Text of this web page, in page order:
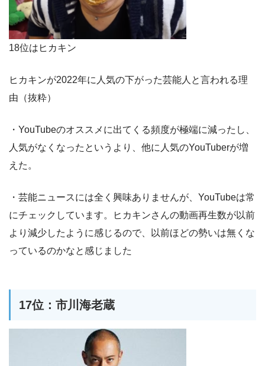
18位はヒカキン
ヒカキンが2022年に人気の下がった芸能人と言われる理
由（抜粋）
・YouTubeのオススメに出てくる頻度が極端に減ったし、
人気がなくなったというより、他に人気のYouTuberが増
えた。
・芸能ニュースには全く興味ありませんが、YouTubeは常
にチェックしています。ヒカキンさんの動画再生数が以前
より減少したように感じるので、以前ほどの勢いは無くな
っているのかなと感じました
17位：市川海老蔵